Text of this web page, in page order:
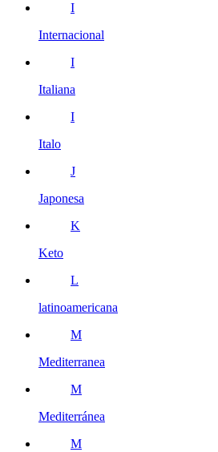
I
Internacional
I
Italiana
I
Italo
J
Japonesa
K
Keto
L
latinoamericana
M
Mediterranea
M
Mediterránea
M